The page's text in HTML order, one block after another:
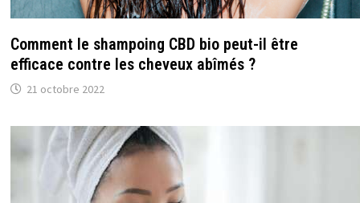
Comment le shampoing CBD bio peut-il être
efficace contre les cheveux abîmés ?
21 octobre 2022